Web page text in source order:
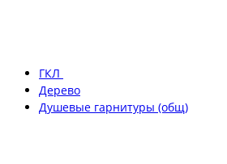
ГКЛ
Дерево
Душевые гарнитуры (общ)